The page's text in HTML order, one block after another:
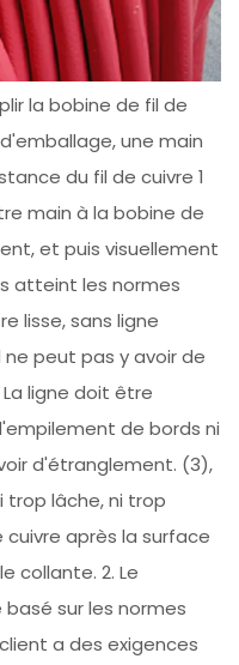
la bobine de fil de
une main
du fil de cuivre 1
main à la bobine de
et puis visuellement
atteint les normes
lisse, sans ligne
peut pas y avoir de
ligne doit être
de bords ni
d'étranglement. (3),
lâche, ni trop
après la surface
collante. 2. Le
sur les normes
a des exigences